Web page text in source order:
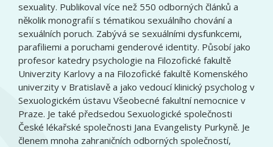
sexuality. Publikoval více než 550 odborných článků a
několik monografií s tématikou sexuálního chování a
sexuálních poruch. Zabývá se sexuálními dysfunkcemi,
parafiliemi a poruchami genderové identity. Působí jako
profesor katedry psychologie na Filozofické fakultě
Univerzity Karlovy a na Filozofické fakultě Komenského
univerzity v Bratislavě a jako vedoucí klinický psycholog v
Sexuologickém ústavu Všeobecné fakultní nemocnice v
Praze. Je také předsedou Sexuologické společnosti
České lékařské společnosti Jana Evangelisty Purkyně. Je
členem mnoha zahraničních odborných společností,